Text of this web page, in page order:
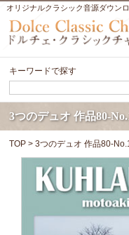
オリジナルクラシック音源ダウン
キーワードで探す
3つのデュオ 作品80-
TOP > 3つのデュオ 作品80-